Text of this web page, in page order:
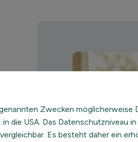
Zwecken möglicherweise
die USA. Das Datenschutzniveau
Es besteht daher ein